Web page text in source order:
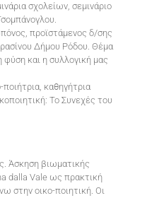
σχολείων, σεμινάριο
προϊστάμενος δ/σης
Δήμου Ρόδου. Θέμα
και η συλλογική μας
ποιήτρια, καθηγήτρια
Το Συνεχές του
Άσκηση βιωματικής
dalla Vale ως πρακτική
στην οικο-ποιητική. Οι